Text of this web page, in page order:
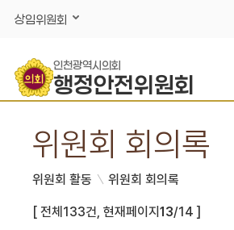
상임위원회
인천광역시의회
행정안전위원회
위원회 회의록
위원회 활동 위원회 회의록
[ 전체133건, 현재페이지13/14 ]